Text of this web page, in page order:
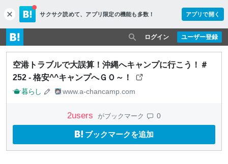
c
l
o
s
e
サクサク読めて、 アプリ限定の機能も多数！ アプリで開く
ユーザー登録
ログイン
空港トラブルで大誤算！沖縄へキャンプに行こう！＃
252 - 格安^^キャンプへＧＯ～！
暮らし www.a-chancamp.com
2users がブックマーク 0
ブックマークを追加